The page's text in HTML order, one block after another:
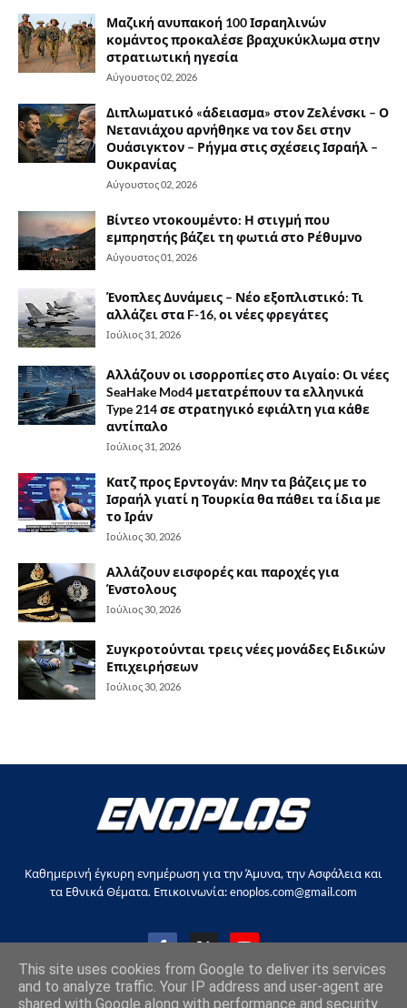
Μαζική ανυπακοή 100 Ισραηλινών
κομάντος προκαλέσε βραχυκύκλωμα στην
στρατιωτική ηγεσία
Αύγουστος 02, 2026
Διπλωματικό «άδειασμα» στον Ζελένσκι – Ο
Νετανιάχου αρνήθηκε να τον δει στην
Ουάσιγκτον – Ρήγμα στις σχέσεις Ισραήλ –
Ουκρανίας
Αύγουστος 02, 2026
Βίντεο ντοκουμέντο: Η στιγμή που
εμπρηστής βάζει τη φωτιά στο Ρέθυμνο
Αύγουστος 01, 2026
Ένοπλες Δυνάμεις – Νέο εξοπλιστικό: Τι
αλλάζει στα F-16, οι νέες φρεγάτες
Ιούλιος 31, 2026
Αλλάζουν οι ισορροπίες στο Αιγαίο: Οι νέες
SeaHake Mod4 μετατρέπουν τα ελληνικά
Type 214 σε στρατηγικό εφιάλτη για κάθε
αντίπαλο
Ιούλιος 31, 2026
Κατζ προς Ερντογάν: Μην τα βάζεις με το
Ισραήλ γιατί η Τουρκία θα πάθει τα ίδια με
το Ιράν
Ιούλιος 30, 2026
Αλλάζουν εισφορές και παροχές για
Ένστολους
Ιούλιος 30, 2026
Συγκροτούνται τρεις νέες μονάδες Ειδικών
Επιχειρήσεων
Ιούλιος 30, 2026
Καθημερινή έγκυρη ενημέρωση για την Άμυνα, την Ασφάλεια και
τα Εθνικά Θέματα. Επικοινωνία: enoplos.com@gmail.com
This site uses cookies from Google to deliver its services
and to analyze traffic. Your IP address and user-agent are
shared with Google along with performance and security